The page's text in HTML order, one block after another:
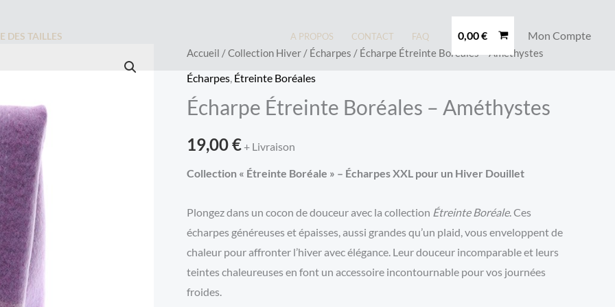
DES TAILLES A PROPOS CONTACT FAQ 0,00€ Mon Compte
Accueil /Collection Hiver / Écharpes / Écharpe Étreinte Boréales – Améthystes
Écharpes Étreinte Boréales
Écharpe Étreinte Boréales – Améthystes
19,00€ + Livraison
Collection « Étreinte Boréale » – Écharpes XXL pour un Hiver Douillet
Plongez dans un cocon de douceur avec la collection Étreinte Boréale. Ces
écharpes généreuses et épaisses, aussi grandes qu’un plaid, vous enveloppent de
chaleur pour affronter l’hiver avec élégance. Leur douceur incomparable et leurs
teintes chaleureuses en font un accessoire incontournable pour vos journées
froides.